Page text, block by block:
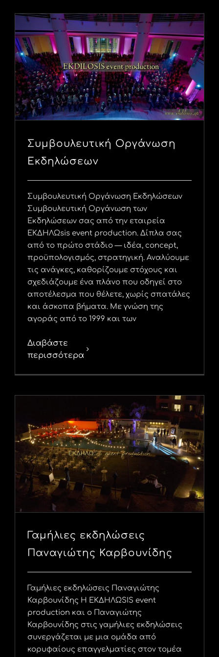
Συμβουλευτική Οργάνωση
Εκδηλώσεων
Συμβουλευτική Οργάνωση Εκδηλώσεων
Συμβουλευτική Οργάνωση των
Εκδηλώσεων σας από την εταιρεία
ΕΚΔΗΛΩsis event production. Δίπλα σας
από το πρώτο στάδιο — ιδέα, concept,
προϋπολογισμός, στρατηγική. Αναλύουμε
τις ανάγκες, καθορίζουμε στόχους και
σχεδιάζουμε ένα πλάνο που οδηγεί στο
αποτέλεσμα που θέλετε, χωρίς σπατάλες
και άσκοπα βήματα. Με γνώση της
αγοράς από το 1999 και των
Διαβάστε
περισσότερα
Γαμήλιες εκδηλώσεις
Παναγιώτης Καρβουνίδης
Γαμήλιες εκδηλώσεις Παναγιώτης
Καρβουνίδης Η ΕΚΔΗΛΩSIS event
production και ο Παναγιώτης
Καρβουνίδης στις γαμήλιες εκδηλώσεις
συνεργάζεται με μια ομάδα από
κορυφαίους επαγγελματίες στον τομέα